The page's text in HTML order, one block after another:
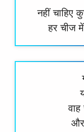
नहीं चाहिए
हर चीज
वाह
और